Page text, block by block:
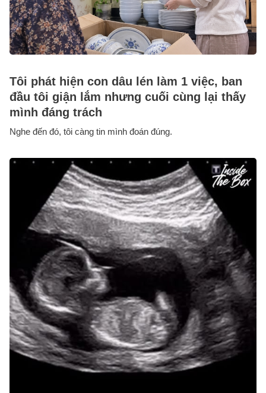
Tôi phát hiện con dâu lén làm 1 việc, ban
đầu tôi giận lắm nhưng cuối cùng lại thấy
mình đáng trách
Nghe đến đó, tôi càng tin mình đoán đúng.